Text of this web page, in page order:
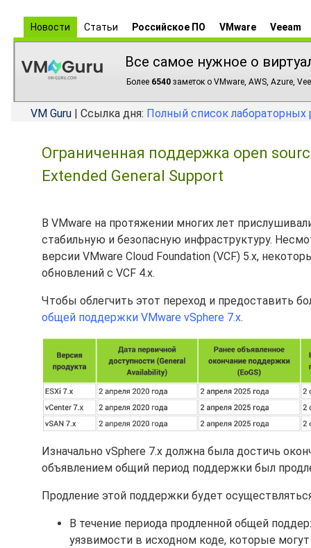
Новости Статьи Российское ПО VMware Veeam
Все самое нужное о
Более 6540 заметок о VMware, AWS, Azure,
VM Guru | Ссылка дня: Полный список лабораторных
Ограниченная поддержка open
Extended General Support
В VMware на протяжении многих лет
стабильную и безопасную инфраструктуру.
версии VMware Cloud Foundation (VCF) 5.x,
обновлений с VCF 4.x.
Чтобы облегчить этот переход и предоставить
общей поддержки VMware vSphere 7.x.
Изначально vSphere 7.x должна была достичь
объявлением общий период поддержки был
Продление этой поддержки будет
В течение периода продленной общей
уязвимости в исходном коде, которые